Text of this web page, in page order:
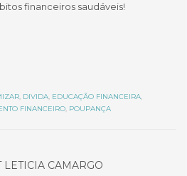
financeiros saudáveis!
, DIVIDA, EDUCAÇÃO FINANCEIRA,
FINANCEIRO, POUPANÇA
LETICIA CAMARGO